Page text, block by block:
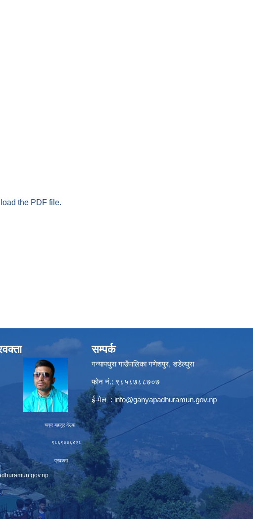
the PDF file.
चक्र बहादुर देउबा
९८६९३३६४२८
प्रवक्ता
सम्पर्क
गन्यापधुरा गाउँपालिका गणेशपुर, डडेल्धुरा
फोन नं.: ९८५८७८८७०७
ई-मेल :info@ganyapadhuramun.gov.np